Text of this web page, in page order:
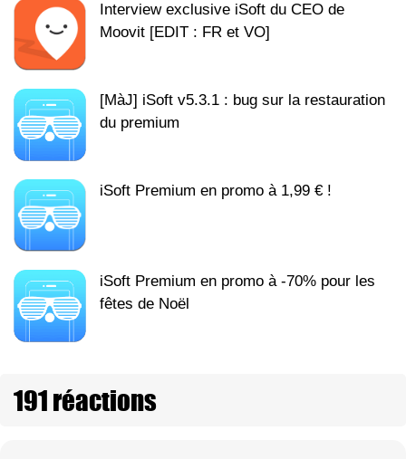
Interview exclusive iSoft du CEO de
Moovit [EDIT : FR et VO]
[MàJ] iSoft v5.3.1 : bug sur la restauration
du premium
iSoft Premium en promo à 1,99 € !
iSoft Premium en promo à -70% pour les
fêtes de Noël
191 réactions